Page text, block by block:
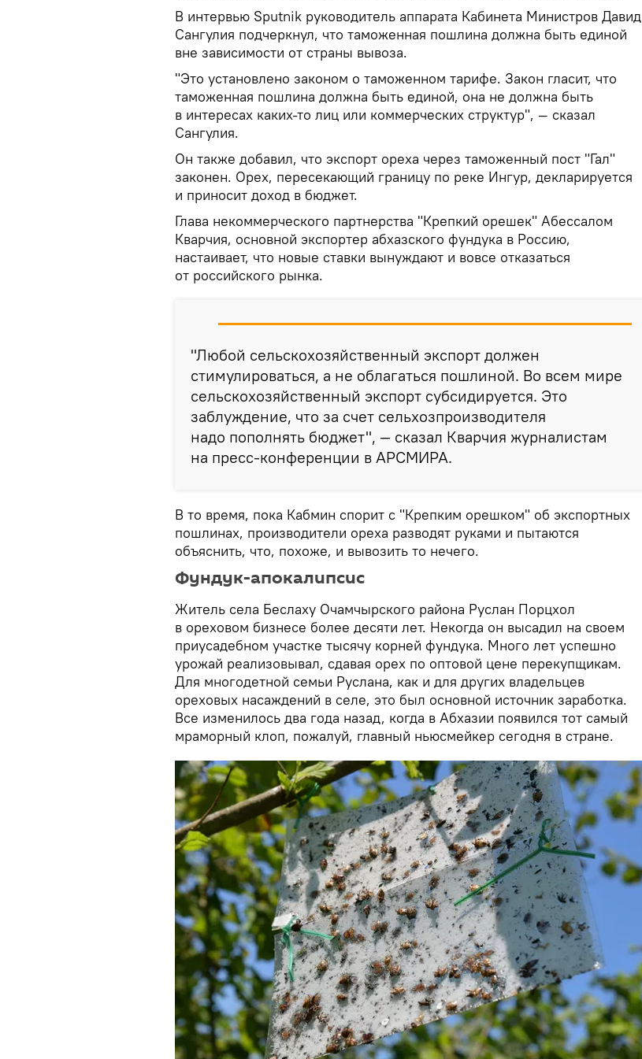
В интервью Sputnik руководитель аппарата Кабинета Министров Давид
Сангулия подчеркнул, что таможенная пошлина должна быть единой
вне зависимости от страны вывоза.
"Это установлено законом о таможенном тарифе. Закон гласит, что
таможенная пошлина должна быть единой, она не должна быть
в интересах каких-то лиц или коммерческих структур", — сказал
Сангулия.
Он также добавил, что экспорт ореха через таможенный пост "Гал"
законен. Орех, пересекающий границу по реке Ингур, декларируется
и приносит доход в бюджет.
Глава некоммерческого партнерства "Крепкий орешек" Абессалом
Кварчия, основной экспортер абхазского фундука в Россию,
настаивает, что новые ставки вынуждают и вовсе отказаться
от российского рынка.
"Любой сельскохозяйственный экспорт должен
стимулироваться, а не облагаться пошлиной. Во всем мире
сельскохозяйственный экспорт субсидируется. Это
заблуждение, что за счет сельхозпроизводителя
надо пополнять бюджет", — сказал Кварчия журналистам
на пресс-конференции в АРСМИРА.
В то время, пока Кабмин спорит с "Крепким орешком" об экспортных
пошлинах, производители ореха разводят руками и пытаются
объяснить, что, похоже, и вывозить то нечего.
Фундук-апокалипсис
Житель села Беслаху Очамчырского района Руслан Порцхол
в ореховом бизнесе более десяти лет. Некогда он высадил на своем
приусадебном участке тысячу корней фундука. Много лет успешно
урожай реализовывал, сдавая орех по оптовой цене перекупщикам.
Для многодетной семьи Руслана, как и для других владельцев
ореховых насаждений в селе, это был основной источник заработка.
Все изменилось два года назад, когда в Абхазии появился тот самый
мраморный клоп, пожалуй, главный ньюсмейкер сегодня в стране.